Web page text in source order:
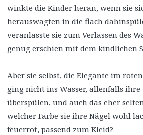
winkte die Kinder heran, wenn sie
herauswagten in die flach
veranlasste sie zum Verlassen des
genug erschien mit dem kindlichen
Aber sie selbst, die Elegante im
ging nicht ins Wasser, allenfalls ihre
überspülen, und auch das eher
welcher Farbe sie ihre Nägel wohl
feuerrot, passend zum Kleid?